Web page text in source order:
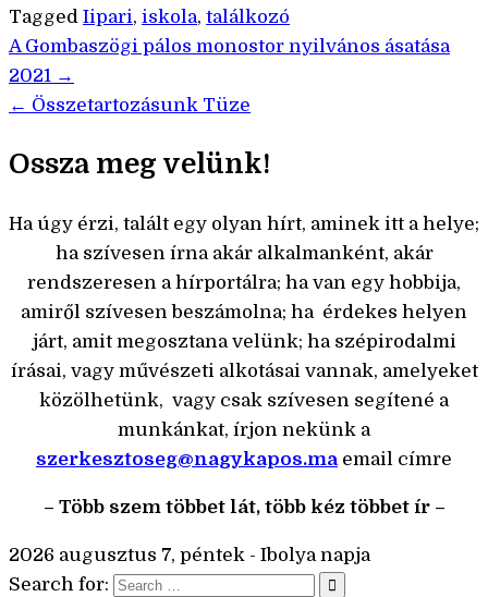
Tagged Iipari, iskola, találkozó
Bejegyzés
navigáció
A Gombaszögi pálos monostor nyilvános ásatása
2021 →
← Összetartozásunk Tüze
Ossza meg velünk!
Ha úgy érzi, talált egy olyan hírt, aminek itt a helye;
ha szívesen írna akár alkalmanként, akár
rendszeresen a hírportálra; ha van egy hobbija,
amiről szívesen beszámolna; ha érdekes helyen
járt, amit megosztana velünk; ha szépirodalmi
írásai, vagy művészeti alkotásai vannak, amelyeket
közölhetünk, vagy csak szívesen segítené a
munkánkat, írjon nekünk a
szerkesztoseg@nagykapos.ma email címre
– Több szem többet lát, több kéz többet ír –
2026 augusztus 7, péntek - Ibolya napja
Search for: